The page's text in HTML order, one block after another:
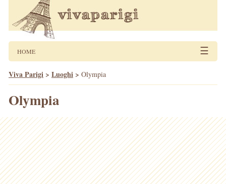
HOME ☰
Viva Parigi > Luoghi > Olympia
Olympia